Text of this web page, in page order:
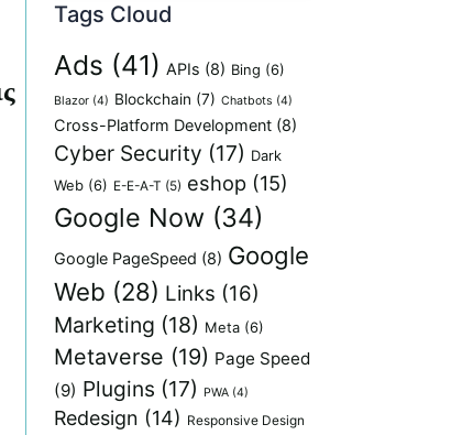
Tags Cloud
Ads (41) APIs (8) Bing (6)
Blazor (4) Blockchain (7) Chatbots (4)
Cross-Platform Development (8)
Cyber Security (17) Dark
Web (6) E-E-A-T (5) eshop (15)
Google Now (34)
Google PageSpeed (8) Google
Web (28) Links (16)
Marketing (18) Meta (6)
Metaverse (19) Page Speed
(9) Plugins (17) PWA (4)
Redesign (14) Responsive Design